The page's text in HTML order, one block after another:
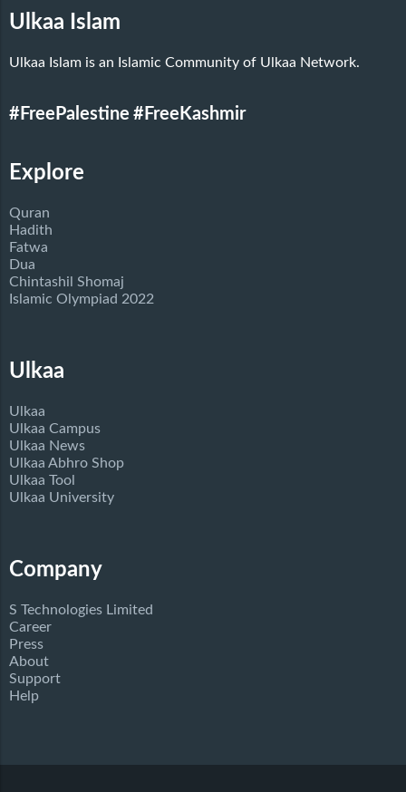
Ulkaa Islam
Ulkaa Islam is an Islamic Community of Ulkaa Network.
#FreePalestine #FreeKashmir
Explore
Quran
Hadith
Fatwa
Dua
Chintashil Shomaj
Islamic Olympiad 2022
Ulkaa
Ulkaa
Ulkaa Campus
Ulkaa News
Ulkaa Abhro Shop
Ulkaa Tool
Ulkaa University
Company
S Technologies Limited
Career
Press
About
Support
Help